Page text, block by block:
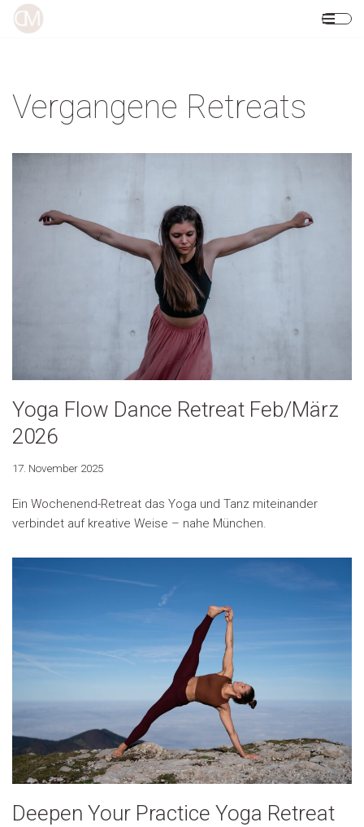
Vergangene Retreats
Yoga Flow Dance Retreat Feb/März
2026
17. November 2025
Ein Wochenend-Retreat das Yoga und Tanz miteinander
verbindet auf kreative Weise – nahe München.
Deepen Your Practice Yoga Retreat